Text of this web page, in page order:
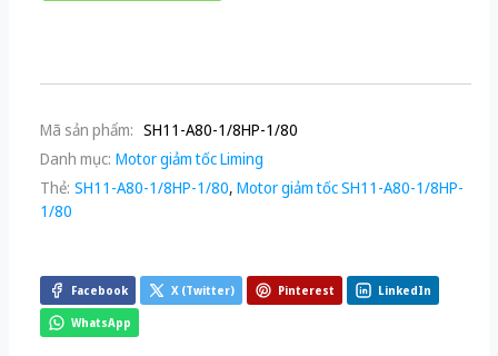
Mã sản phẩm: SH11-A80-1/8HP-1/80
Danh mục: Motor giảm tốc Liming
Thẻ: SH11-A80-1/8HP-1/80, Motor giảm tốc SH11-A80-1/8HP-
1/80
Facebook X (Twitter) Pinterest LinkedIn
WhatsApp